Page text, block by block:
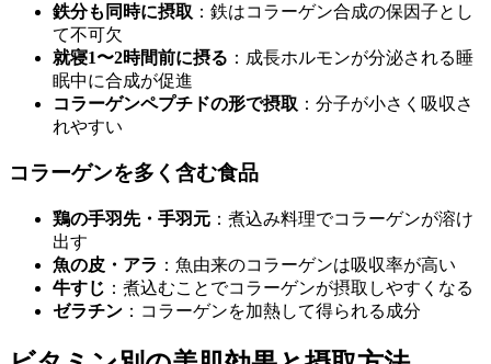
鉄分も同時に摂取 ：鉄はコラーゲン合成の保因子とし
て不可欠
就寝1〜2時間前に摂る ：成長ホルモンが分泌される睡
眠中に合成が促進
コラーゲンペプチドの形で摂取 ：分子が小さく吸収さ
れやすい
コラーゲンを多く含む食品
鶏の手羽先・手羽元 ：煮込み料理でコラーゲンが溶け
出す
魚の皮・アラ ：魚由来のコラーゲンは吸収率が高い
牛すじ ：煮込むことでコラーゲンが摂取しやすくなる
ゼラチン ：コラーゲンを加熱して得られる成分